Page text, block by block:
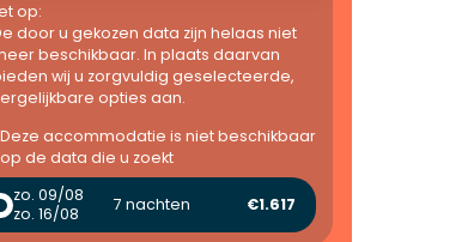
op:
door u gekozen data zijn helaas niet
beschikbaar. In plaats daarvan
wij u zorgvuldig geselecteerde,
opties aan.
Deze accommodatie is niet beschikbaar
op de data die u zoekt
zo. 09/08
zo. 16/08
7 nachten €1.617